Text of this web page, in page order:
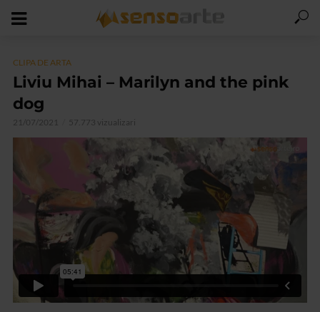
CLIPA DE ARTA
Liviu Mihai – Marilyn and the pink
dog
21/07/2021 57.773 vizualizari